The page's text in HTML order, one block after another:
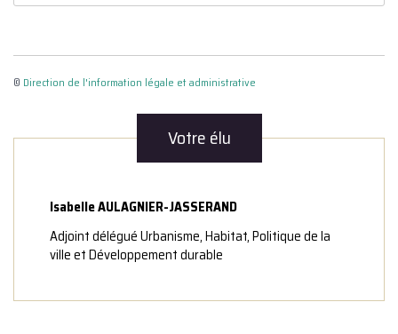
© Direction de l'information légale et administrative
Votre élu
Isabelle AULAGNIER-JASSERAND
Adjoint délégué Urbanisme, Habitat, Politique de la
ville et Développement durable